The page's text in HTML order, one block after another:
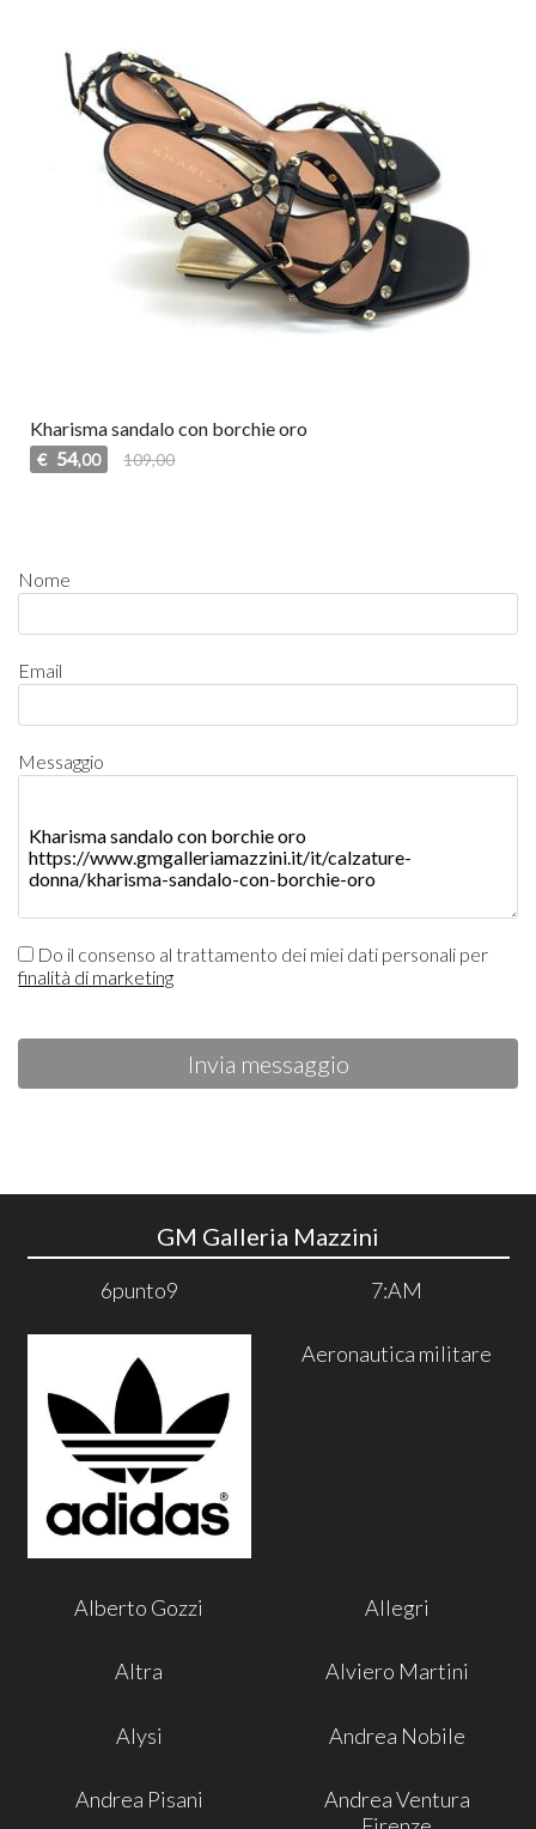
Kharisma sandalo con borchie oro
€ 54,00 109,00
Nome
Email
Messaggio
Do il consenso al trattamento dei miei dati personali per
finalità di marketing
Invia messaggio
GM Galleria Mazzini
6punto9 7:AM
Aeronautica militare
Alberto Gozzi Allegri
Altra Alviero Martini
Alysi Andrea Nobile
Andrea Pisani
Andrea Ventura